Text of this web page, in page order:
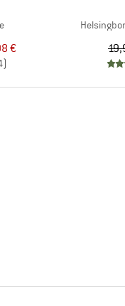
Preis
€
)
Artikel